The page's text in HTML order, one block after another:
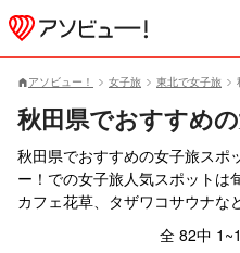
アソビュー！ 女子旅 東北で女子旅
秋田県でおすすめ
秋田県でおすすめの女子旅スポ
ー！での女子旅人気スポット
カフェ花草、タザワコサウナな
全 82中